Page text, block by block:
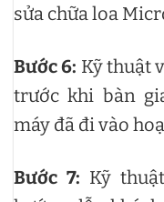
sửa chữa loa
Bước 6: Kỹ thuật
trước khi bàn
máy đã đi vào
Bước 7: Kỹ